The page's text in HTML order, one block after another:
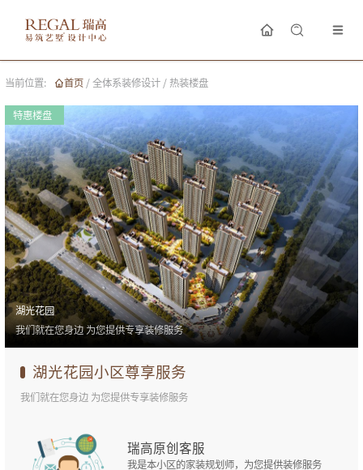
当前位置: 首页 / 全体系装修设计 / 热装楼盘
湖光花园
我们就在您身边 为您提供专享装修服务
特惠楼盘
湖光花园小区尊享服务
我们就在您身边 为您提供专享装修服务
瑞高原创客服
我是本小区的家装规划师，为您提供装修服务